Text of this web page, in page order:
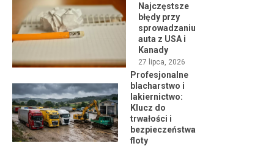
Najczęstsze
błędy przy
sprowadzaniu
auta z USA i
Kanady
27 lipca, 2026
Profesjonalne
blacharstwo i
lakiernictwo:
Klucz do
trwałości i
bezpieczeństwa
floty